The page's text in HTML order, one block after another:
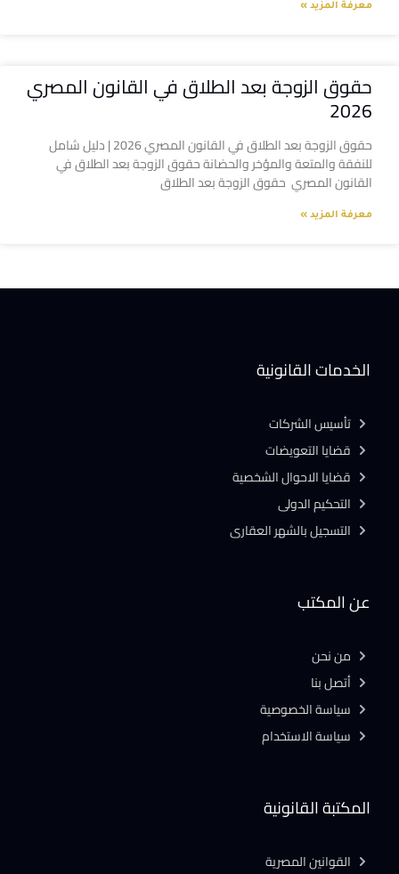
معرفة المزيد »
حقوق الزوجة بعد الطلاق في القانون المصري
2026
حقوق الزوجة بعد الطلاق في القانون المصري 2026 | دليل شامل
للنفقة والمتعة والمؤخر والحضانة حقوق الزوجة بعد الطلاق في
القانون المصري حقوق الزوجة بعد الطلاق
معرفة المزيد »
المكتبة القانونية
القوانين المصرية
عن المكتب
من نحن
أتصل بنا
سياسة الخصوصية
سياسة الاستخدام
الخدمات القانونية
تأسيس الشركات
قضايا التعويضات
قضايا الاحوال الشخصية
التحكيم الدولى
التسجيل بالشهر العقارى